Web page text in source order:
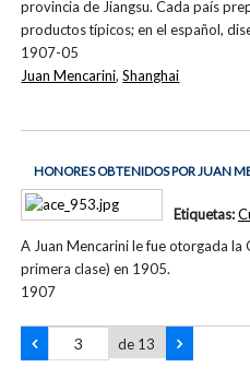
provincia de Jiangsu. Cada país
productos típicos; en el español,
1907-05
Juan Mencarini,Shanghai
HONORES OBTENIDOS POR JUAN
A Juan Mencarini le fue otorgada
primera clase) en 1905.
1907
Etiquetas:
de 13